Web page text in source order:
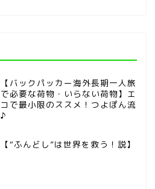
【バックパッカー海外長期一人旅
で必要な荷物・いらない荷物】エ
コで最小限のススメ！つよぽん流
♪
【“ふんどし”は世界を救う！説】